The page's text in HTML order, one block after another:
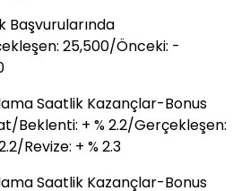
Başvurularında
25,500/Önceki: -
Saatlik Kazançlar-Bonus
Beklenti: + % 2.2/Gerçekleşen:
Revize: + % 2.3
Saatlik Kazançlar-Bonus